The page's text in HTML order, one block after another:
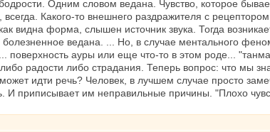
Одним словом ведана. Чувство, которое
Какого-то внешнего раздражителя с
видна форма, слышен источник звука. Тогда
ведана. ... Но, в случае ментального
ауры или еще что-то в этом роде...
радости либо страдания. Теперь вопрос: что мы
идти речь? Человек, в лучшем случае просто
И приписывает им неправильные причины. "Плохо